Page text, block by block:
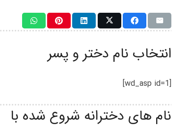
انتخاب نام دختر و پسر
[wd_asp id=1]
نام های دخترانه شروع شده با